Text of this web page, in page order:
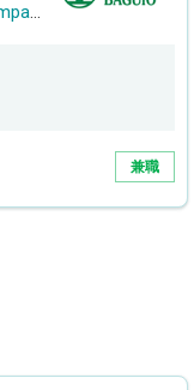
Baguio Cleaning Services Company Limited
兼職